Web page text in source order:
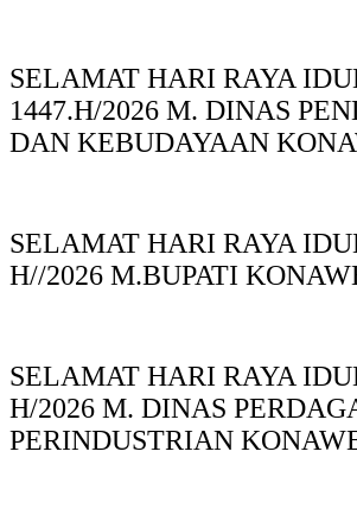
SELAMAT HARI RAYA
1447.H/2026 M. DINAS
DAN KEBUDAYAAN
SELAMAT HARI RAYA
H//2026 M.BUPATI
SELAMAT HARI RAYA
H/2026 M. DINAS
PERINDUSTRIAN